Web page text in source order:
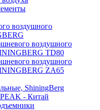
воздушного
воздушного
TD80
воздушного
ZA65
ShiningBerg
- Китай